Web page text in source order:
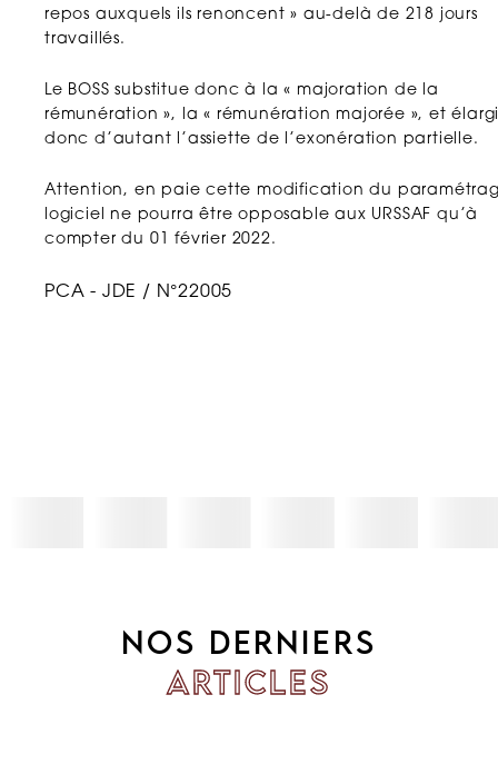
repos auxquels ils renoncent » au-delà de 218 jours
travaillés.
Le BOSS substitue donc à la « majoration de la
rémunération », la « rémunération majorée », et
donc d’autant l’assiette de l’exonération partielle.
Attention, en paie cette modification du
logiciel ne pourra être opposable aux URSSAF qu’à
compter du 01 février 2022.
PCA - JDE / N°22005
NOS DERNIERS
ARTICLES